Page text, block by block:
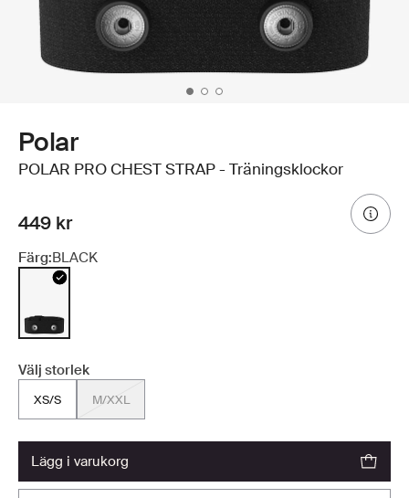
Polar
POLAR PRO CHEST STRAP - Träningsklockor
449 kr
Färg:BLACK
Välj storlek
XS/S M/XXL
lägg i varukorg